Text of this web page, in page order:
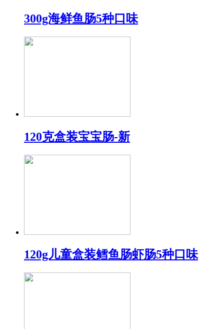
300g海鲜鱼肠5种口味
120克盒装宝宝肠-新
120g儿童盒装鳕鱼肠虾肠5种口味